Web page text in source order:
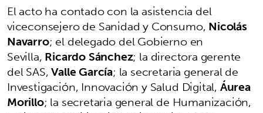
El acto ha contado con la asistencia del
viceconsejero de Sanidad y Consumo,Nicolás
Navarro; el delegado del Gobierno en
Sevilla,Ricardo Sánchez; la directora gerente
del SAS,Valle García; la secretaria general de
Investigación, Innovación y Salud Digital,Áurea
Morillo; la secretaria general de Humanización,